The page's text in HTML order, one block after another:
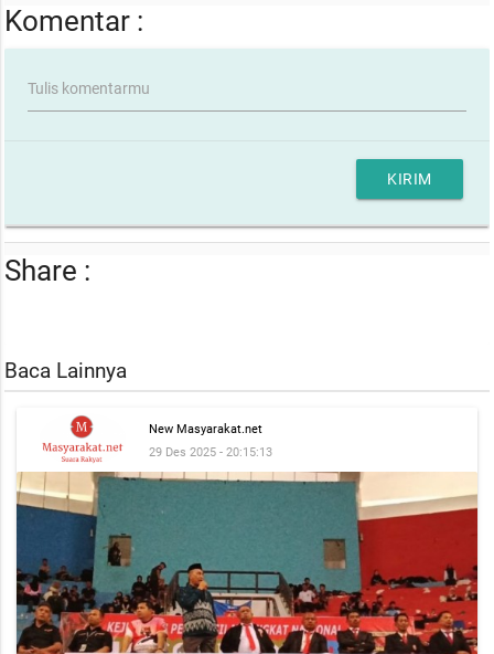
Komentar :
Tulis komentarmu
KIRIM
Share :
Baca Lainnya
New Masyarakat.net
29 Des 2025 - 20:15:13